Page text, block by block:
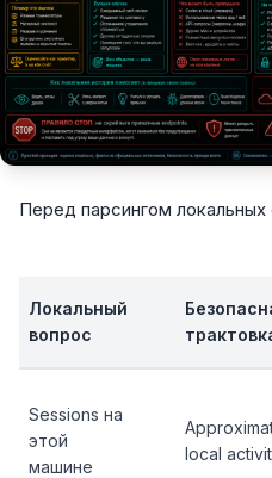
Перед парсингом
Локальный
вопрос
Sessions на
этой
машине
local